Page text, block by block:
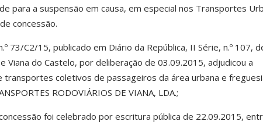
para a suspensão em causa, em especial nos Transportes
concessão.
73/C2/15, publicado em Diário da República, II Série, n.º 107,
Viana do Castelo, por deliberação de 03.09.2015, adjudicou a
transportes coletivos de passageiros da área urbana e
RODOVIÁRIOS DE VIANA, LDA.;
foi celebrado por escritura pública de 22.09.2015,